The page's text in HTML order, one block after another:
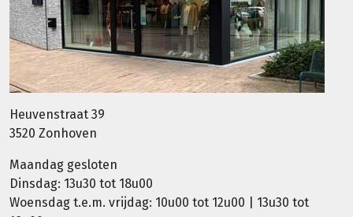
Heuvenstraat 39
3520 Zonhoven
Maandag gesloten
Dinsdag: 13u30 tot 18u00
Woensdag t.e.m. vrijdag: 10u00 tot 12u00 | 13u30 tot